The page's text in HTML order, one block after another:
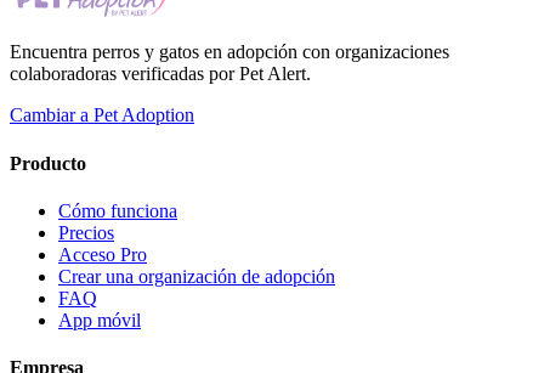
Encuentra perros y gatos en adopción con organizaciones
colaboradoras verificadas por Pet Alert.
Cambiar a Pet Adoption
Producto
Cómo funciona
Precios
Acceso Pro
Crear una organización de adopción
FAQ
App móvil
Empresa